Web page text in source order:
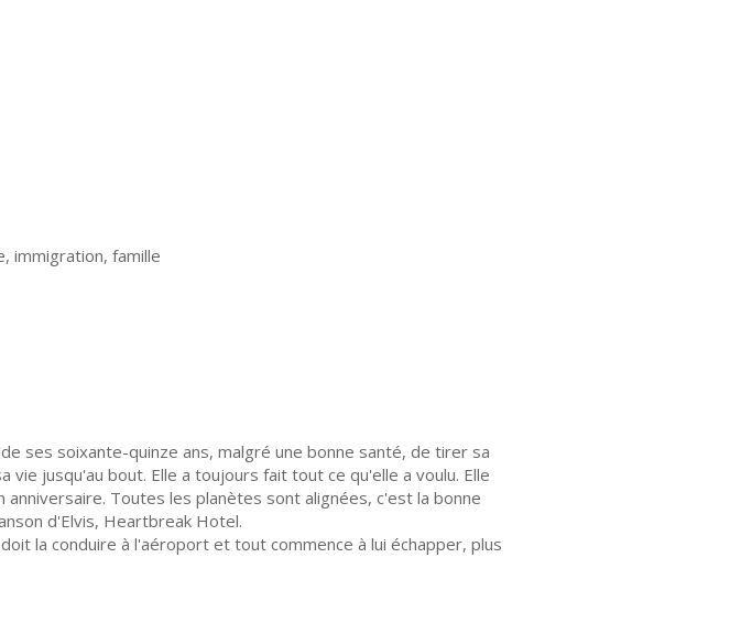
immigration, famille
ses soixante-quinze ans, malgré une bonne santé, de tirer sa
jusqu'au bout. Elle a toujours fait tout ce qu'elle a voulu. Elle
Toutes les planètes sont alignées, c'est la bonne
d'Elvis, Heartbreak Hotel.
la conduire à l'aéroport et tout commence à lui échapper, plus